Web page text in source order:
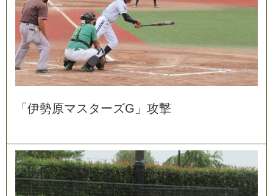
「 伊勢原マ ス ターズG 」 攻撃